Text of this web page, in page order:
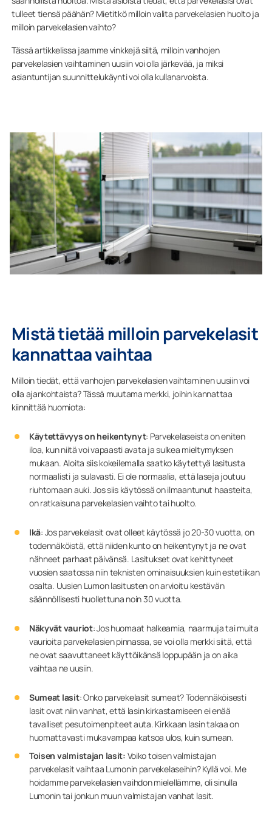
tulleet tiensä päähän? Mietitkö milloin valita parvekelasien huolto ja
milloin parvekelasien vaihto?
Tässä artikkelissa jaamme vinkkejä siitä, milloin vanhojen
parvekelasien vaihtaminen uusiin voi olla järkevää, ja miksi
asiantuntijan suunnittelukäynti voi olla kullanarvoista.
Mistä tietää milloin parvekelasit
kannattaa vaihtaa
Milloin tiedät, että vanhojen parvekelasien vaihtaminen uusiin voi
olla ajankohtaista? Tässä muutama merkki, joihin kannattaa
kiinnittää huomiota:
Käytettävyys on heikentynyt: Parvekelaseista on eniten
iloa, kun niitä voi vapaasti avata ja sulkea mieltymyksen
mukaan. Aloita siis kokeilemalla saatko käytettyä lasitusta
normaalisti ja sulavasti. Ei ole normaalia, että laseja joutuu
riuhtomaan auki. Jos siis käytössä on ilmaantunut haasteita,
on ratkaisuna parvekelasien vaihto tai huolto.
Ikä: Jos parvekelasit ovat olleet käytössä jo 20-30 vuotta, on
todennäköistä, että niiden kunto on heikentynyt ja ne ovat
nähneet parhaat päivänsä. Lasitukset ovat kehittyneet
vuosien saatossa niin teknisten ominaisuuksien kuin estetiikan
osalta. Uusien Lumon lasitusten on arvioitu kestävän
säännöllisesti huollettuna noin 30 vuotta.
Näkyvät vauriot: Jos huomaat halkeamia, naarmuja tai muita
vaurioita parvekelasien pinnassa, se voi olla merkki siitä, että
ne ovat saavuttaneet käyttöikänsä loppupään ja on aika
vaihtaa ne uusiin.
Sumeat lasit: Onko parvekelasit sumeat? Todennäköisesti
lasit ovat niin vanhat, että lasin kirkastamiseen ei enää
tavalliset pesutoimenpiteet auta. Kirkkaan lasin takaa on
huomattavasti mukavampaa katsoa ulos, kuin sumean.
Toisen valmistajan lasit: Voiko toisen valmistajan
parvekelasit vaihtaa Lumonin parvekelaseihin?Kyllä voi. Me
hoidamme parvekelasien vaihdon mielellämme, oli sinulla
Lumonin tai jonkun muun valmistajan vanhat lasit.